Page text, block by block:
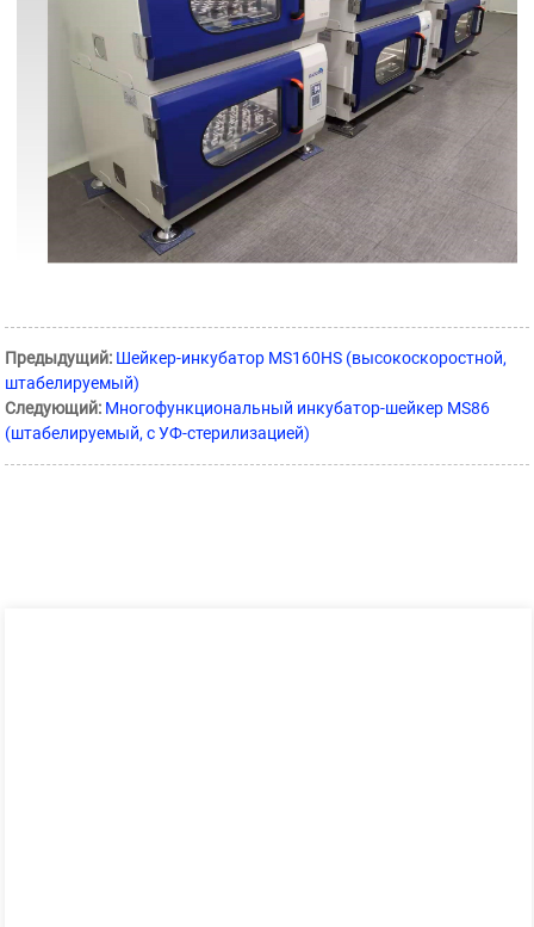
Предыдущий: Шейкер-инкубатор MS160HS (высокоскоростной,
штабелируемый)
Следующий: Многофункциональный инкубатор-шейкер MS86
(штабелируемый, с УФ-стерилизацией)